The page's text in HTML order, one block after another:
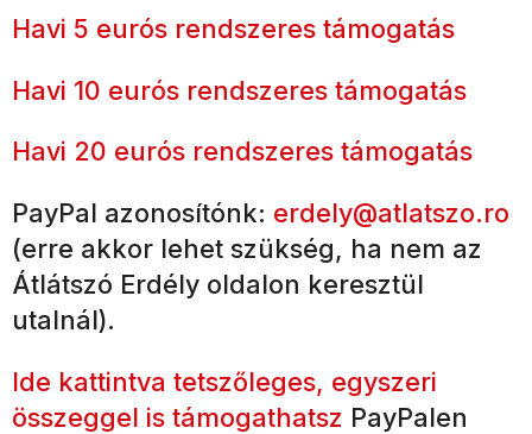
Havi 5 eurós rendszeres támogatás
Havi 10 eurós rendszeres támogatás
Havi 20 eurós rendszeres támogatás
PayPal azonosítónk: erdely@atlatszo.ro
(erre akkor lehet szükség, ha nem az
Átlátszó Erdély oldalon keresztül
utalnál).
Ide kattintva tetszőleges, egyszeri
összeggel is támogathatsz PayPalen